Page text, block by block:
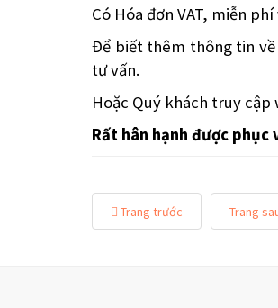
Có Hóa đơn VAT, miễn
Để biết thêm thông tin
tư vấn.
Hoặc Quý khách truy cập
Rất hân hạnh được phục
Trang trước Trang